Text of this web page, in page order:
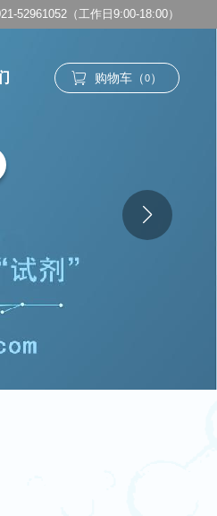
52961052（工作日9:00-18:00）
购物车（0）